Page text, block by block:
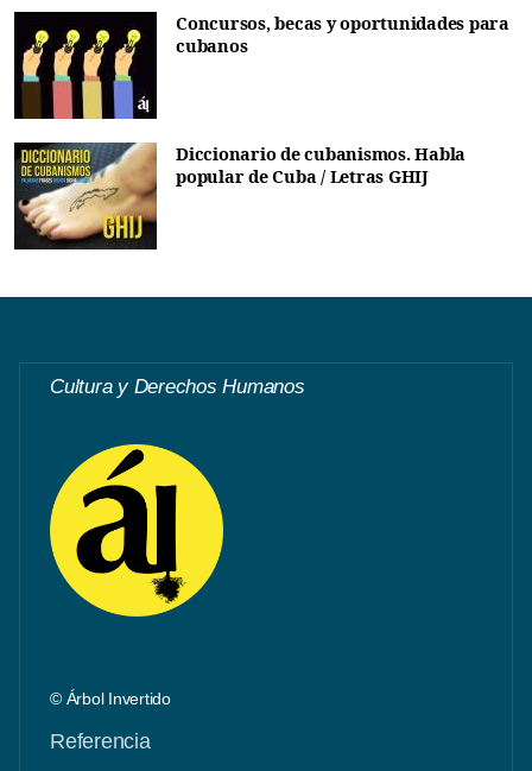
Concursos, becas y oportunidades para
cubanos
Diccionario de cubanismos. Habla
popular de Cuba / Letras GHIJ
Cultura y Derechos Humanos
© Árbol Invertido
Referencia